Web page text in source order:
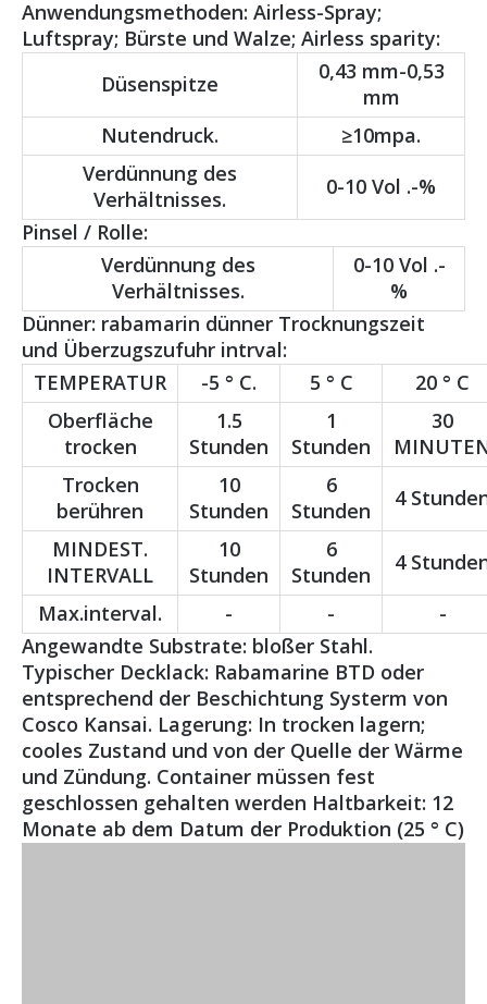
Anwendungsmethoden: Airless-Spray;
Luftspray; Bürste und Walze; Airless sparity:
Düsenspitze
0,43 mm-0,53
mm
Nutendruck.
≥10mpa.
Verdünnung des
Verhältnisses.
0-10 Vol .-%
Pinsel / Rolle:
Verdünnung des
Verhältnisses.
0-10 Vol .-
%
Dünner: rabamarin dünner Trocknungszeit
und Überzugszufuhr intrval:
TEMPERATUR
-5 ° C. 5 ° C
20 ° C
Oberfläche
trocken
1.5
Stunden
1
Stunden
30
Trocken
berühren
10
Stunden
6
Stunden
4
MINDEST.
INTERVALL
10
Stunden
6
Stunden
4
Max.interval.
- -
-
Angewandte Substrate: bloßer Stahl.
Typischer Decklack: Rabamarine BTD oder
entsprechend der Beschichtung Systerm von
Cosco Kansai. Lagerung: In trocken lagern;
cooles Zustand und von der Quelle der Wärme
und Zündung. Container müssen fest
geschlossen gehalten werden Haltbarkeit: 12
Monate ab dem Datum der Produktion (25 ° C)